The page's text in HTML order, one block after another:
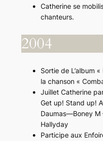
Catherine se
chanteurs.
2004
Sortie de L’album
la chanson «
Juillet Catherine
Get up! Stand up!
Daumas—Boney
Hallyday
Participe aux